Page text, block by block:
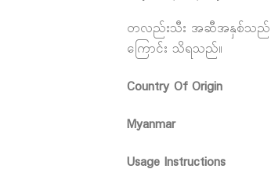
တလည်းသီး အဆီအနှစ်သည် အသာ
ကြောင်း သိရသည်။
Country Of Origin
Myanmar
Usage Instructions